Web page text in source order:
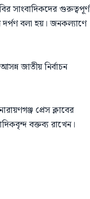
সাংবাদিকদের গুরুত্বপূর্ণ
বলা হয়। জনকল্যাণে
জাতীয় নির্বাচন
প্রেস ক্লাবের
বক্তব্য রাখেন।